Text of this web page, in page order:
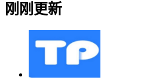
刚刚更新